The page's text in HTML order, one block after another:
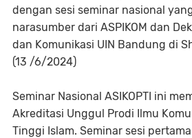
dengan sesi seminar nasional
narasumber dari ASPIKOM dan
dan Komunikasi UIN Bandung di
(13 /6/2024)
Seminar Nasional ASIKOPTI ini
Akreditasi Unggul Prodi Ilmu
Tinggi Islam. Seminar sesi